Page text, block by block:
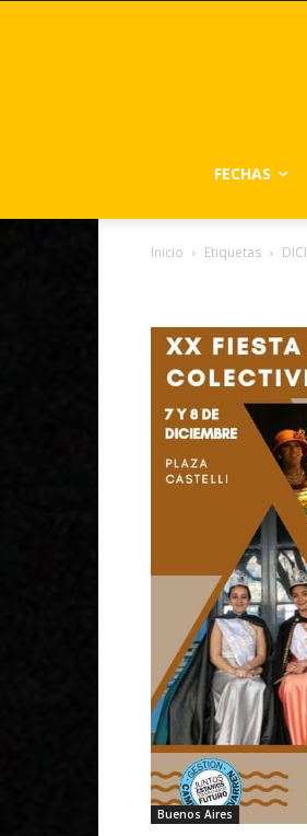
FECHAS
Inicio Etiquetas
Buenos Aires